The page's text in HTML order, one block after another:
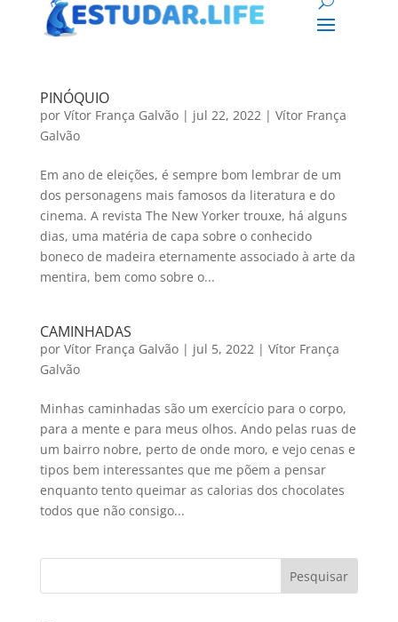
PINÓQUIO
por Vítor França Galvão| jul 22, 2022| Vítor França
Galvão
Em ano de eleições, é sempre bom lembrar de um
dos personagens mais famosos da literatura e do
cinema. A revista The New Yorker trouxe, há alguns
dias, uma matéria de capa sobre o conhecido
boneco de madeira eternamente associado à arte da
mentira, bem como sobre o...
CAMINHADAS
por Vítor França Galvão| jul 5, 2022| Vítor França
Galvão
Minhas caminhadas são um exercício para o corpo,
para a mente e para meus olhos. Ando pelas ruas de
um bairro nobre, perto de onde moro, e vejo cenas e
tipos bem interessantes que me põem a pensar
enquanto tento queimar as calorias dos chocolates
todos que não consigo...
Pesquisar